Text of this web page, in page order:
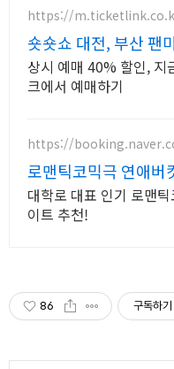
https://
숏숏쇼 대전, 부산 팬
켓링크!
상시 예매 40% 할인, 지
크에서 예매하기
https://
로맨틱코믹극 연애버
대학로 대표 인기 로맨
이트 추천!
86 구독하기